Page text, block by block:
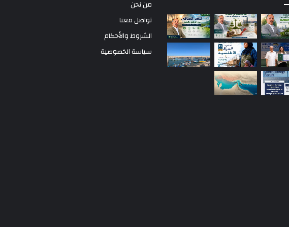
من نحن
تواصل معنا
الشروط والأحكام
سياسة الخصوصية